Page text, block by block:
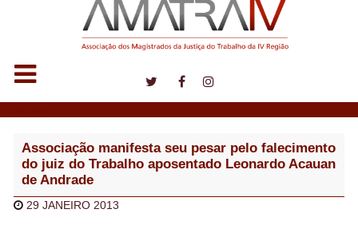
Associação manifesta seu pesar pelo falecimento
do juiz do Trabalho aposentado Leonardo Acauan
de Andrade
29 JANEIRO 2013